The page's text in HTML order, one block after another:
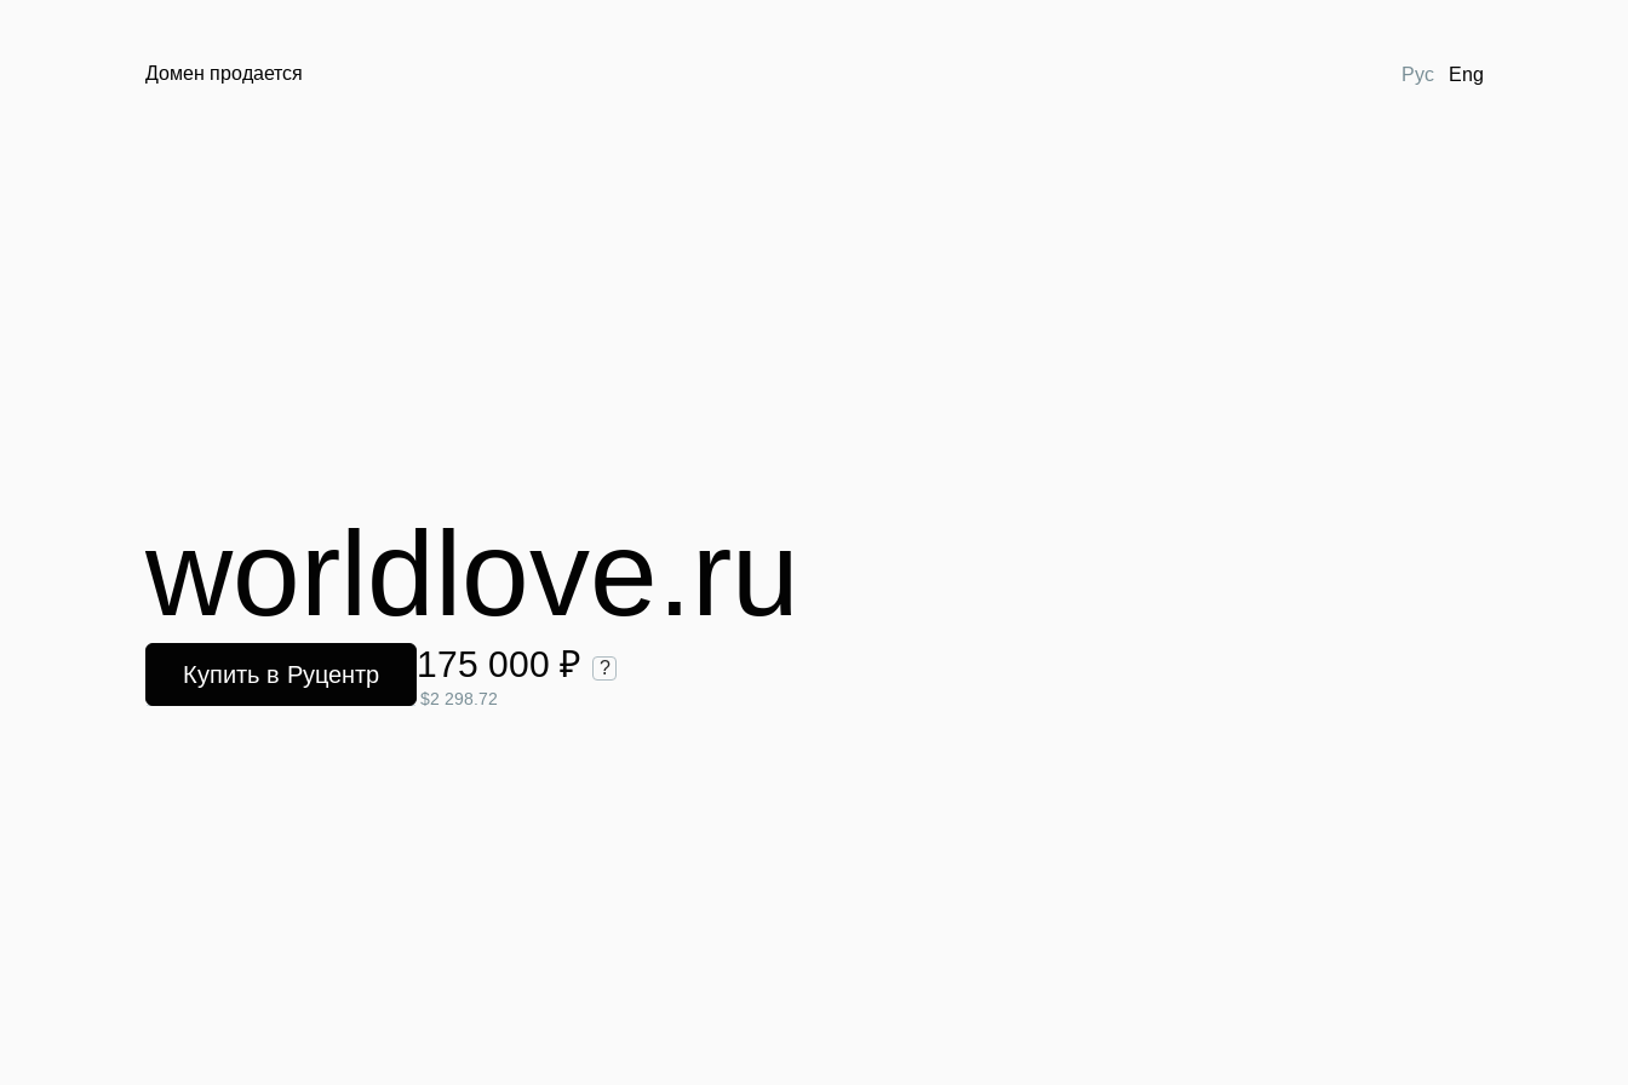
Домен продается Рус Eng
worldlove.ru
Купить в Руцентр 175 000 ₽ ?
$2 298.72